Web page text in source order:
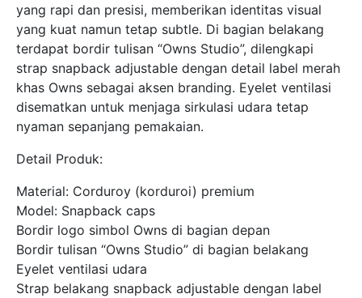
yang rapi dan presisi, memberikan identitas visual
yang kuat namun tetap subtle. Di bagian belakang
terdapat bordir tulisan “Owns Studio”, dilengkapi
strap snapback adjustable dengan detail label merah
khas Owns sebagai aksen branding. Eyelet ventilasi
disematkan untuk menjaga sirkulasi udara tetap
nyaman sepanjang pemakaian.
Detail Produk:
Material: Corduroy (korduroi) premium
Model: Snapback caps
Bordir logo simbol Owns di bagian depan
Bordir tulisan “Owns Studio” di bagian belakang
Eyelet ventilasi udara
Strap belakang snapback adjustable dengan label